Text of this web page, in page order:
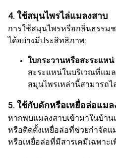
4. ใช้สมุนไพรไล่แมลงสาบ
การใช้สมุนไพรหรือกลิ่นธรรม
ได้อย่างมีประสิทธิภาพ:
ใบกระวานหรือสะระแหน่
สะระแหน่ในบริเวณที่แม
สมุนไพรเหล่านี้สามารถ
5. ใช้กับดักหรือเหยื่อล่อแมล
หากพบแมลงสาบเข้ามาในบ้า
หรือติดตั้งเหยื่อล่อที่ช่วยกำจัดแ
หรือเหยื่อล่อที่มีสารเคมีเฉพาะ